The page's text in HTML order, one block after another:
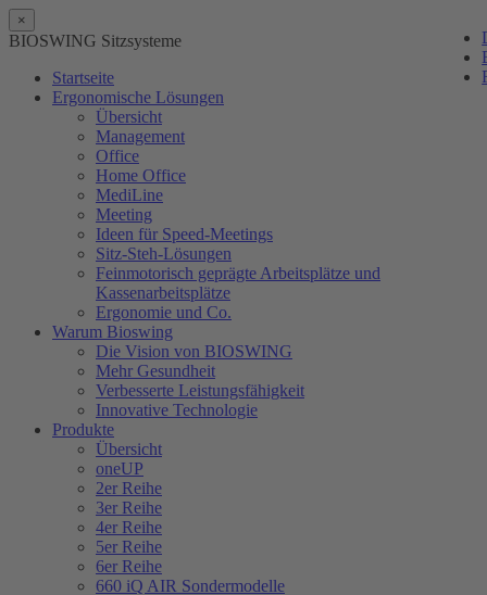
×
BIOSWING Sitzsysteme
Startseite
Ergonomische Lösungen
Übersicht
Management
Office
Home Office
MediLine
Meeting
Ideen für Speed-Meetings
Sitz-Steh-Lösungen
Feinmotorisch geprägte Arbeitsplätze und
Kassenarbeitsplätze
Ergonomie und Co.
Warum Bioswing
Die Vision von BIOSWING
Mehr Gesundheit
Verbesserte Leistungsfähigkeit
Innovative Technologie
Produkte
Übersicht
oneUP
2er Reihe
3er Reihe
4er Reihe
5er Reihe
6er Reihe
660 iQ AIR Sondermodelle